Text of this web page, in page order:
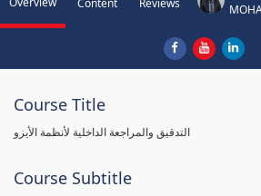
Course Title
التدقيق والمراجعة الداخلية لأنظمة الأيزو
Course Subtitle